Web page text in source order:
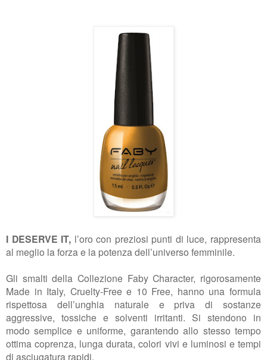
I DESERVE IT, l’oro con preziosi punti di luce, rappresenta
al meglio la forza e la potenza dell’universo femminile.
Gli smalti della Collezione Faby Character, rigorosamente
Made in Italy, Cruelty-Free e 10 Free, hanno una formula
rispettosa dell’unghia naturale e priva di sostanze
aggressive, tossiche e solventi irritanti. Si stendono in
modosemplice e uniforme, garantendo allo stesso tempo
ottima coprenza, lungadurata, colori vivi e luminosi e tempi
di asciugatura rapidi.